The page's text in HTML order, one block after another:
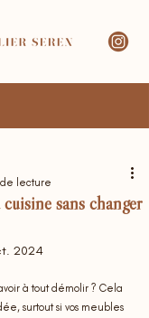
sans changer
lecture
2024
à tout démolir ? Cela
surtout si vos meubles